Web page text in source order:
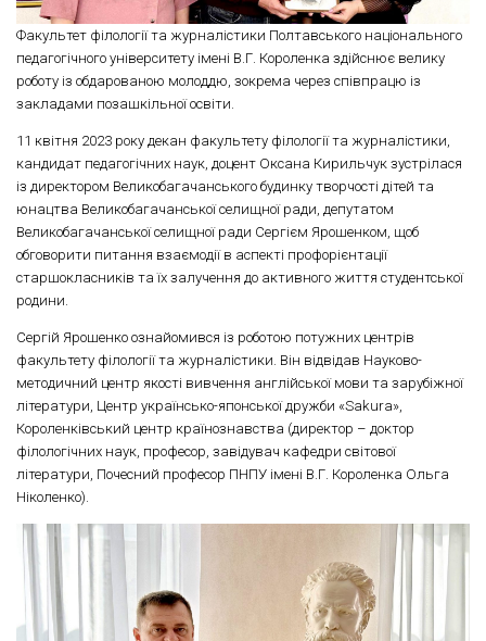
Факультет філології та журналістики Полтавського національного
педагогічного університету імені В.Г. Короленка здійснює велику
роботу із обдарованою молоддю, зокрема через співпрацю із
закладами позашкільної освіти.
11 квітня 2023 року декан факультету філології та журналістики,
кандидат педагогічних наук, доцент Оксана Кирильчук зустрілася
із директором Великобагачанського будинку творчості дітей та
юнацтва Великобагачанської селищної ради, депутатом
Великобагачанської селищної ради Сергієм Ярошенком, щоб
обговорити питання взаємодії в аспекті профорієнтації
старшокласників та їх залучення до активного життя студентської
родини.
Сергій Ярошенко ознайомився із роботою потужних центрів
факультету філології та журналістики. Він відвідав Науково-
методичний центр якості вивчення англійської мови та зарубіжної
літератури, Центр українсько-японської дружби «Sakura»,
Короленківський центр країнознавства (директор – доктор
філологічних наук, професор, завідувач кафедри світової
літератури, Почесний професор ПНПУ імені В.Г. Короленка Ольга
Ніколенко).